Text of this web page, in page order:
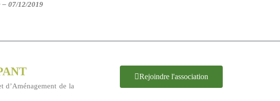
– 07/12/2019
d’Aménagement de la
Rejoindre l'association